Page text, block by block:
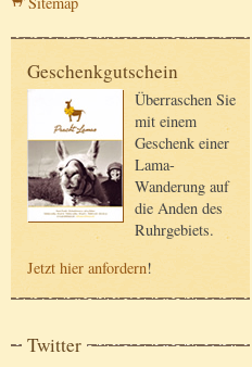
Geschenkgutschein
Überraschen Sie
mit einem
Geschenk einer
Lama-
Wanderung auf
die Anden des
Ruhrgebiets.
Jetzt hier anfordern!
Twitter